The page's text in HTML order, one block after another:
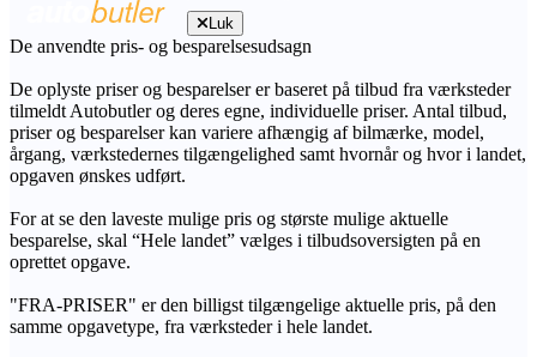
Luk
De anvendte pris- og besparelsesudsagn
De oplyste priser og besparelser er baseret på tilbud fra værksteder
tilmeldt Autobutler og deres egne, individuelle priser. Antal tilbud,
priser og besparelser kan variere afhængig af bilmærke, model,
årgang, værkstedernes tilgængelighed samt hvornår og hvor i landet,
opgaven ønskes udført.
For at se den laveste mulige pris og største mulige aktuelle
besparelse, skal “Hele landet” vælges i tilbudsoversigten på en
oprettet opgave.
"FRA-PRISER" er den billigst tilgængelige aktuelle pris, på den
samme opgavetype, fra værksteder i hele landet.